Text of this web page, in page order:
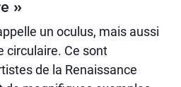
»
un oculus, mais aussi
circulaire. Ce sont
de la Renaissance